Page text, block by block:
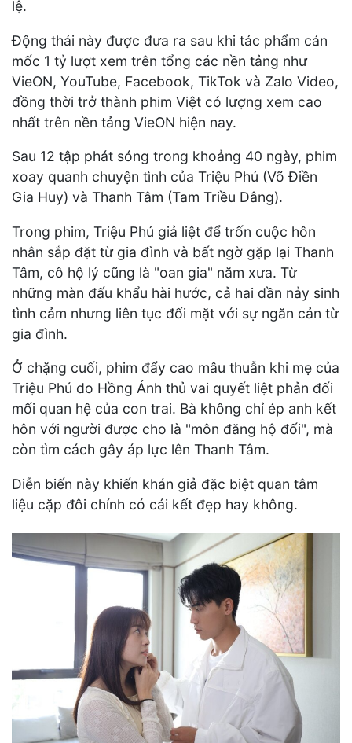
lệ.
Động thái này được đưa ra sau khi tác phẩm cán
mốc 1 tỷ lượt xem trên tổng các nền tảng như
VieON, YouTube, Facebook, TikTok và Zalo Video,
đồng thời trở thành phim Việt có lượng xem cao
nhất trên nền tảng VieON hiện nay.
Sau 12 tập phát sóng trong khoảng 40 ngày, phim
xoay quanh chuyện tình của Triệu Phú (Võ Điền
Gia Huy) và Thanh Tâm (Tam Triều Dâng).
Trong phim, Triệu Phú giả liệt để trốn cuộc hôn
nhân sắp đặt từ gia đình và bất ngờ gặp lại Thanh
Tâm, cô hộ lý cũng là "oan gia" năm xưa. Từ
những màn đấu khẩu hài hước, cả hai dần nảy sinh
tình cảm nhưng liên tục đối mặt với sự ngăn cản từ
gia đình.
Ở chặng cuối, phim đẩy cao mâu thuẫn khi mẹ của
Triệu Phú do Hồng Ánh thủ vai quyết liệt phản đối
mối quan hệ của con trai. Bà không chỉ ép anh kết
hôn với người được cho là "môn đăng hộ đối", mà
còn tìm cách gây áp lực lên Thanh Tâm.
Diễn biến này khiến khán giả đặc biệt quan tâm
liệu cặp đôi chính có cái kết đẹp hay không.